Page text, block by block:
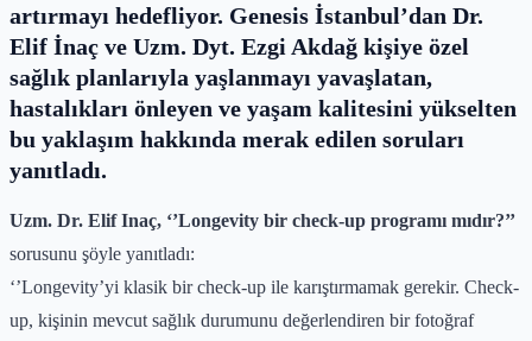
artırmayı hedefliyor. Genesis İstanbul’dan Dr.
Elif İnaç ve Uzm. Dyt. Ezgi Akdağ kişiye özel
sağlık planlarıyla yaşlanmayı yavaşlatan,
hastalıkları önleyen ve yaşam kalitesini yükselten
bu yaklaşım hakkında merak edilen soruları
yanıtladı.
Uzm. Dr. Elif Inaç, ‘’Longevity bir check-up programı mıdır?’’
sorusunu şöyle yanıtladı:
‘’Longevity’yi klasik bir check-up ile karıştırmamak gerekir. Check-
up, kişinin mevcut sağlık durumunu değerlendiren bir fotoğraf